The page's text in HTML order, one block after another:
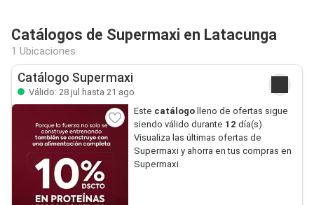
Catálogos de Supermaxi en Latacunga
1 Ubicaciones
Catálogo Supermaxi
Válido: 28 jul hasta 21 ago
Este catálogo lleno de ofertas sigue
siendo válido durante 12 día(s).
Visualiza las últimas ofertas de
Supermaxi y ahorra en tus compras en
Supermaxi.